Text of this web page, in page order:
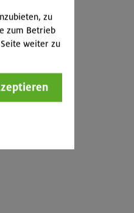
zu
zum Betrieb
weiter zu